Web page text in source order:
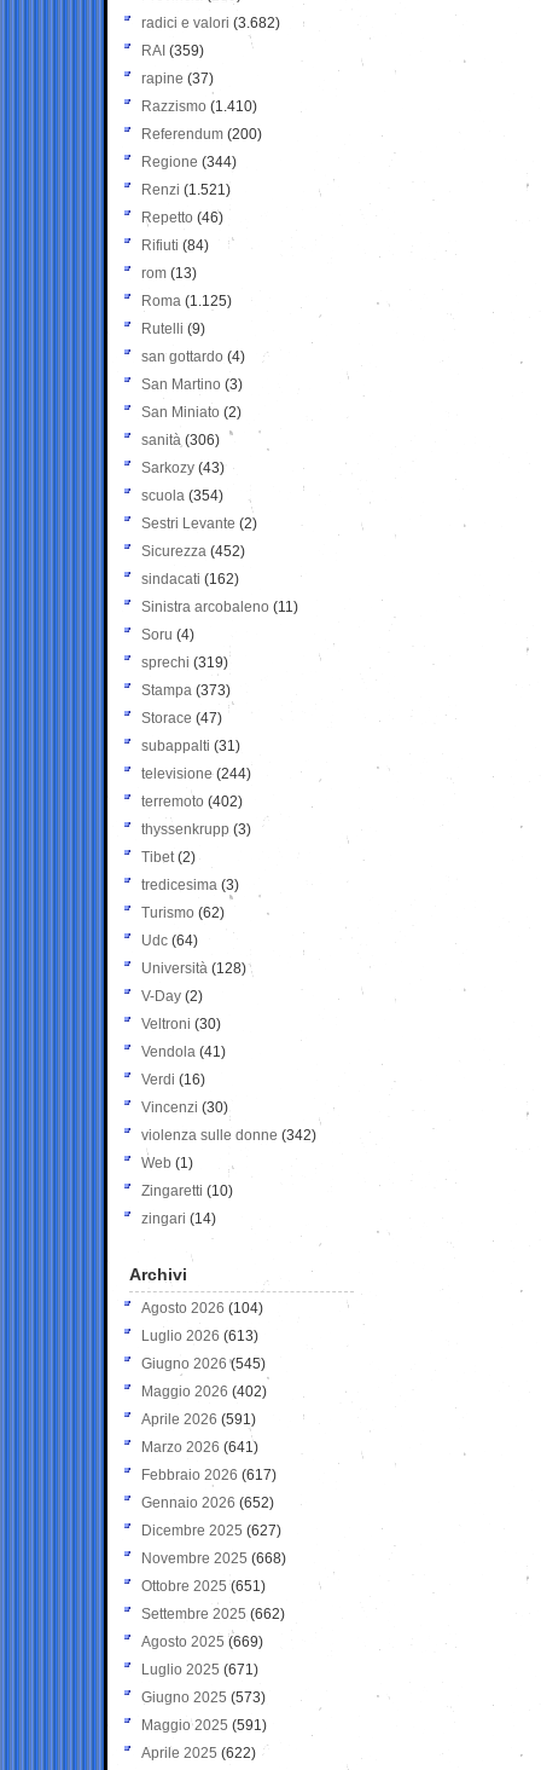
radici e valori (3.682)
RAI (359)
rapine (37)
Razzismo (1.410)
Referendum (200)
Regione (344)
Renzi (1.521)
Repetto (46)
Rifiuti (84)
rom (13)
Roma (1.125)
Rutelli (9)
san gottardo (4)
San Martino (3)
San Miniato (2)
sanità (306)
Sarkozy (43)
scuola (354)
Sestri Levante (2)
Sicurezza (452)
sindacati (162)
Sinistra arcobaleno (11)
Soru (4)
sprechi (319)
Stampa (373)
Storace (47)
subappalti (31)
televisione(244)
terremoto (402)
thyssenkrupp (3)
Tibet(2)
tredicesima (3)
Turismo (62)
Udc (64)
Università (128)
V-Day (2)
Veltroni (30)
Vendola (41)
Verdi (16)
Vincenzi (30)
violenza sulle donne (342)
Web (1)
Zingaretti (10)
zingari (14)
Archivi
Agosto 2026 (104)
Luglio 2026 (613)
Giugno 2026 (545)
Maggio 2026 (402)
Aprile 2026 (591)
Marzo 2026 (641)
Febbraio 2026 (617)
Gennaio 2026 (652)
Dicembre 2025 (627)
Novembre 2025 (668)
Ottobre 2025 (651)
Settembre 2025 (662)
Agosto 2025 (669)
Luglio 2025 (671)
Giugno 2025 (573)
Maggio 2025 (591)
Aprile 2025 (622)